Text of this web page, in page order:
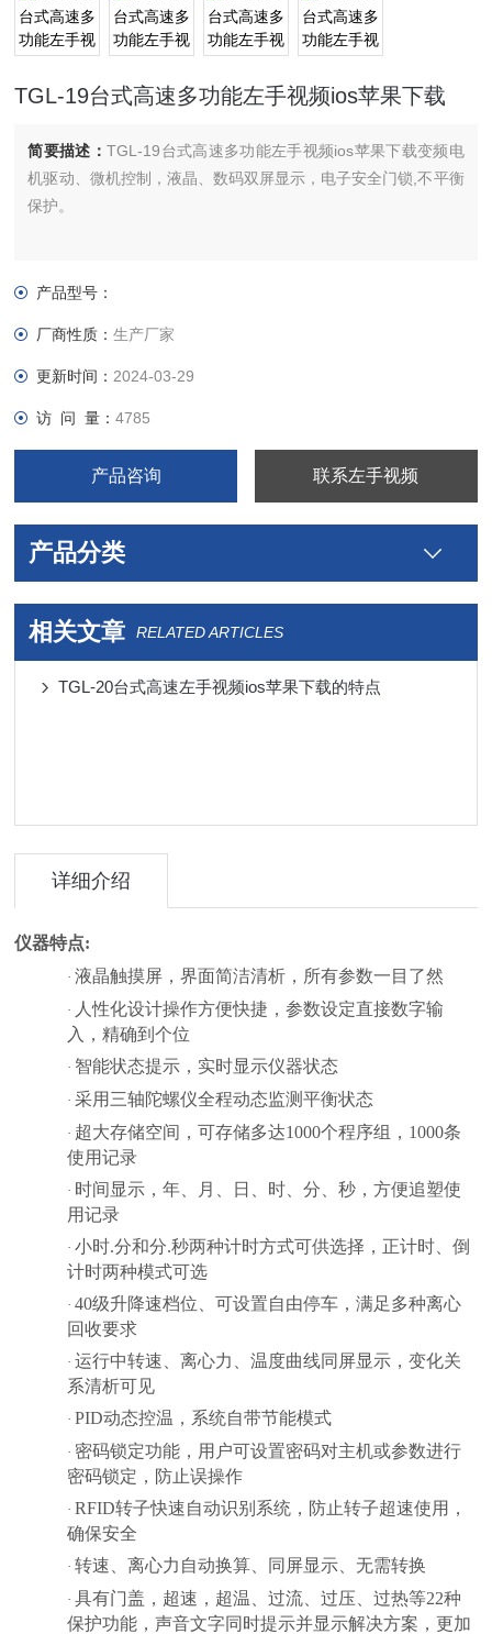
TGL-19台式高速多功能左手视频ios苹果下载
简要描述：TGL-19台式高速多功能左手视频ios苹果下载变频电
机驱动、微机控制，液晶、数码双屏显示，电子安全门锁,不平衡
保护。
产品型号：
厂商性质：生产厂家
更新时间： 2024-03-29
访 问 量：4785
产品咨询 联系左手视频
产品分类
相关文章 RELATED ARTICLES
TGL-20台式高速左手视频ios苹果下载的特点
详细介绍
仪器特点:
·液晶触摸屏，界面简洁清析，所有参数一目了然
· 人性化设计操作方便快捷，参数设定直接数字输
入，精确到个位
· 智能状态提示，实时显示仪器状态
·采用三轴陀螺仪全程动态监测平衡状态
· 超大存储空间，可存储多达1000个程序组，1000条
使用记录
· 时间显示，年、月、日、时、分、秒，方便追塑使
用记录
·小时.分和分.秒两种计时方式可供选择，正计时、倒
计时两种模式可选
·40级升降速档位、可设置自由停车，满足多种离心
回收要求
·运行中转速、离心力、温度曲线同屏显示，变化关
系清析可见
·PID动态控温，系统自带节能模式
· 密码锁定功能，用户可设置密码对主机或参数进行
密码锁定，防止误操作
·RFID转子快速自动识别系统，防止转子超速使用，
确保安全
·转速、离心力自动换算、同屏显示、无需转换
·具有门盖，超速，超温、过流、过压、过热等22种
保护功能，声音文字同时提示并显示解决方案，更加